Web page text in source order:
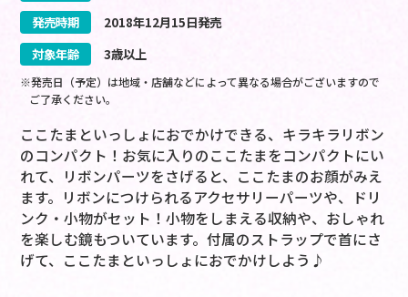
発売時期
2018年12月15日発売
対象年齢
3歳以上
※発売日（予定）は地域・店舗などによって異なる場合がございますので
ご了承ください。
ここたまといっしょにおでかけできる、キラキラリボン
のコンパクト！お気に入りのここたまをコンパクトにい
れて、リボンパーツをさげると、ここたまのお顔がみえ
ます。リボンにつけられるアクセサリーパーツや、ドリ
ンク・小物がセット！小物をしまえる収納や、おしゃれ
を楽しむ鏡もついています。付属のストラップで首にさ
げて、ここたまといっしょにおでかけしよう♪